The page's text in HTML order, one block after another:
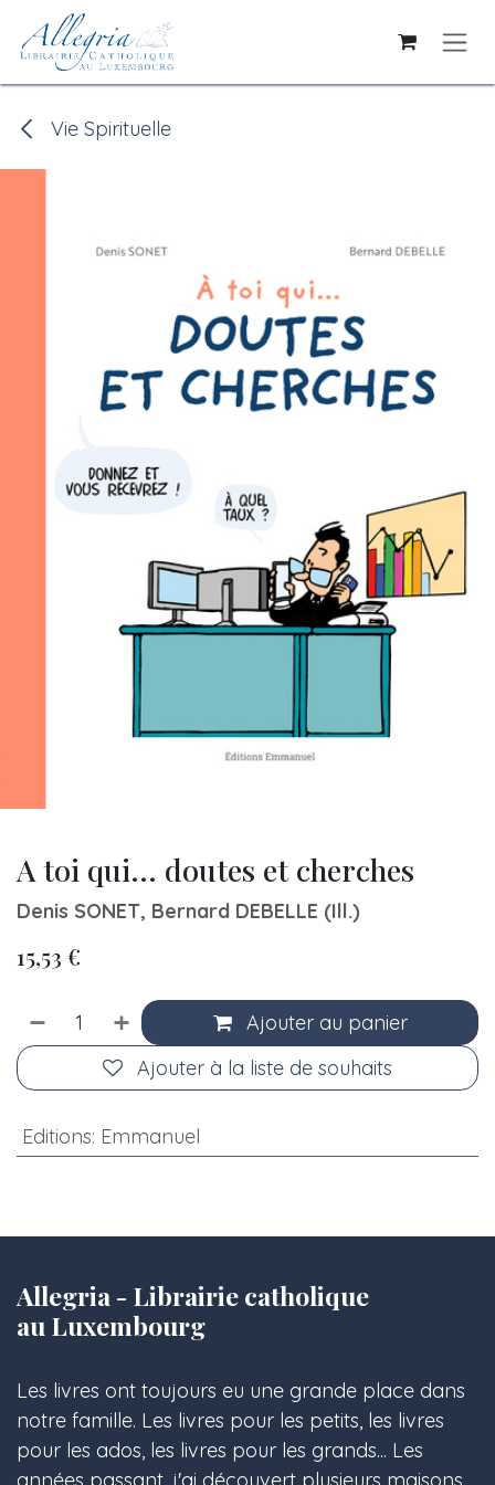
Se rendre au contenu
Vie Spirituelle
A toi qui... doutes et cherches
Denis SONET, Bernard DEBELLE (Ill.)
15,53 €
Ajouter au panier
Ajouter à la liste de souhaits
Editions: Emmanuel
Allegria - Librairie catholique
au Luxembourg
Les livres ont toujours eu une grande place dans
notre famille. Les livres pour les petits, les livres
pour les ados, les livres pour les grands... Les